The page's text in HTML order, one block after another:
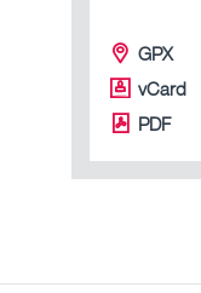
GPX
vCard
PDF